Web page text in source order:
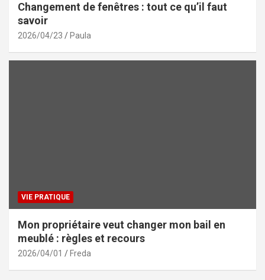
Changement de fenêtres : tout ce qu’il faut
savoir
2026/04/23 Paula
VIE PRATIQUE
Mon propriétaire veut changer mon bail en
meublé : règles et recours
2026/04/01 Freda